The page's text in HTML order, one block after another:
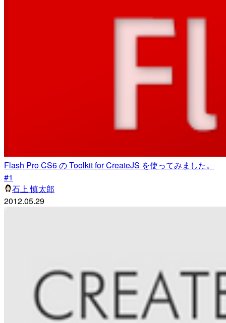
Flash Pro CS6 の Toolkit for CreateJS を使ってみました。
#1
石上 慎太郎
2012.05.29